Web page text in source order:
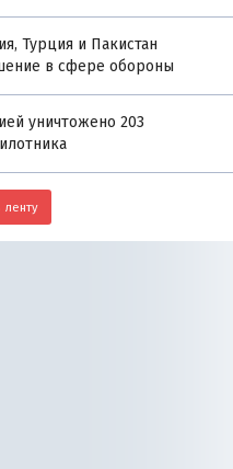
Турция и Пакистан
в сфере обороны
уничтожено 203